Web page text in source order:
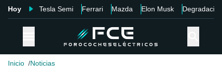
Hoy Tesla Semi Ferrari Mazda Elon Musk Degradación
Inicio Noticias